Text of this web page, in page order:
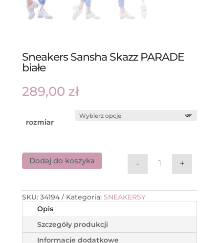
Sneakers Sansha Skazz PARADE
białe
289,00 zł
rozmiar
ilość Sneakers
- +
Dodaj do koszyka
SKU: 34194 Kategoria: SNEAKERSY
Opis
Szczegóły produkcji
Informacje dodatkowe